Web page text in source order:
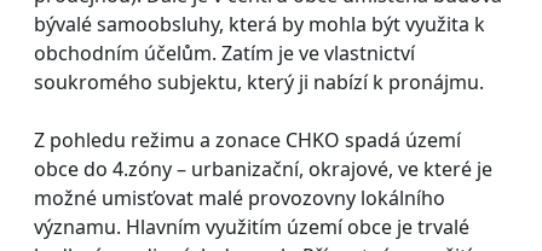
bývalé samoobsluhy, která by mohla být využita k
obchodním účelům. Zatím je ve vlastnictví
soukromého subjektu, který ji nabízí k pronájmu.
Z pohledu režimu a zonace CHKO spadá území
obce do 4.zóny – urbanizační, okrajové, ve které je
možné umisťovat malé provozovny lokálního
významu. Hlavním využitím území obce je trvalé